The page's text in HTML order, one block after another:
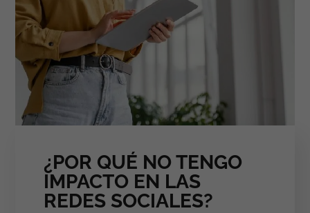
¿POR QUÉ NO TENGO
IMPACTO EN LAS
REDES SOCIALES?